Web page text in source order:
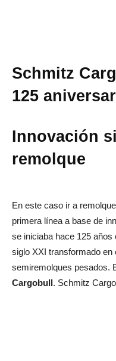
Schmitz
aniversario
Innovación
se iniciaba hace 125
siglo XXI transformado en
semiremolques pesados.
Cargobull
. Schmitz